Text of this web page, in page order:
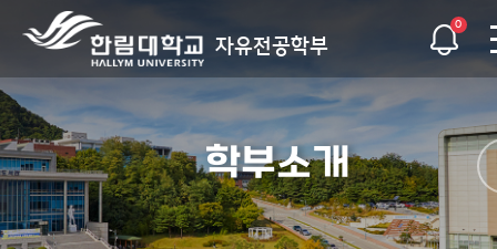
자유전공학부
0
학부소개